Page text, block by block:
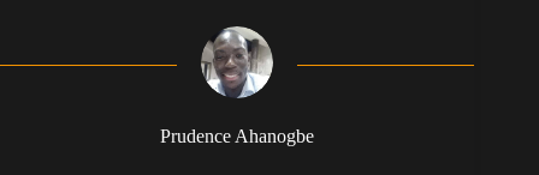
Prudence Ahanogbe